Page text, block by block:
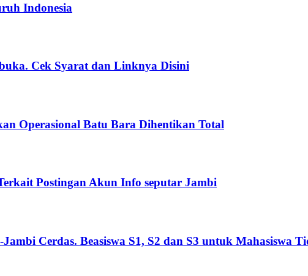
Indonesia
Cek Syarat dan Linknya Disini
Operasional Batu Bara Dihentikan Total
Postingan Akun Info seputar Jambi
Cerdas. Beasiswa S1, S2 dan S3 untuk Mahasiswa